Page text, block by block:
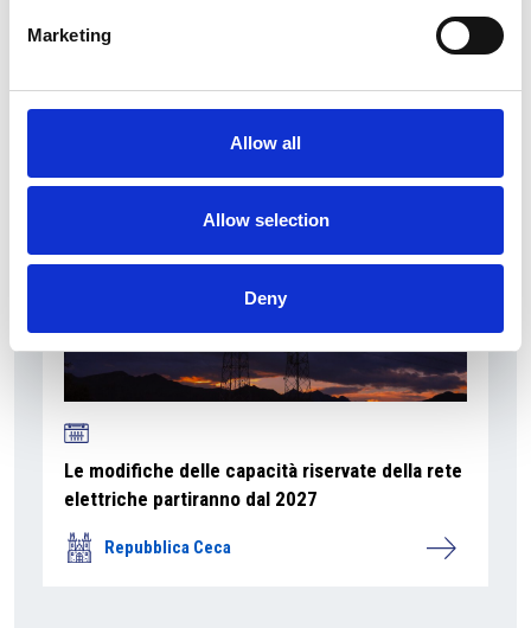
Marketing
Allow all
Allow selection
Deny
Repubblica Ceca
Le modifiche delle capacità riservate della rete
elettriche partiranno dal 2027
Repubblica Ceca